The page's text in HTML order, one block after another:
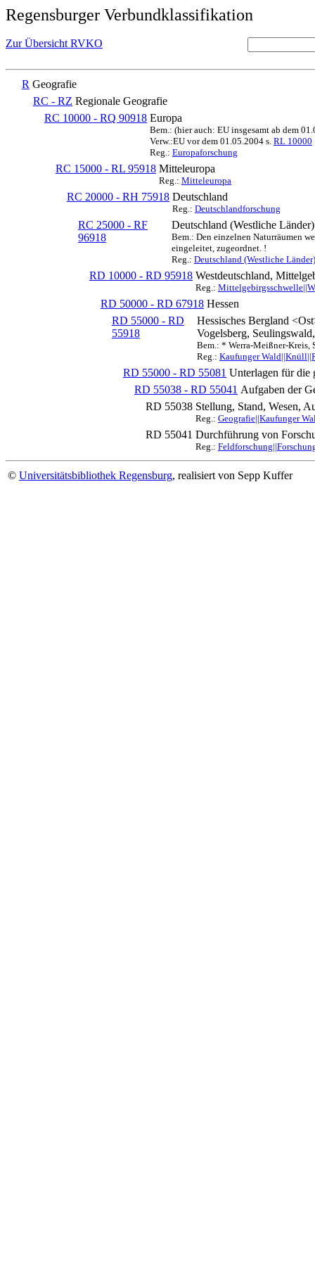
Regensburger Verbundklassifikation
Zur Übersicht RVKO
R Geografie
RC - RZ Regionale Geografie
RC 10000 - RQ 90918 Europa
Bem.: (hier auch: EU insgesamt ab dem
Verw.:EU vor dem 01.05.2004 s. RL 10000
Reg.: Europaforschung
RC 15000 - RL 95918 Mitteleuropa
Reg.: Mitteleuropa
RC 20000 - RH 75918 Deutschland
Reg.: Deutschlandforschung
RC 25000 - RF
96918
Deutschland (Westliche Länder)
Bem.: Den einzelnen Naturräumen
eingeleitet, zugeordnet. !
Reg.: Deutschland (Westliche Länder)
RD 10000 - RD 95918 Westdeutschland,
Reg.:
RD 50000 - RD 67918 Hessen
RD 55000 - RD
55918
Hessisches Bergland
Vogelsberg,
Bem.: * Werra-Meißner-Kreis,
Reg.: Kaufunger
RD 55000 - RD 55081 Unterlagen für die
RD 55038 - RD 55041 Aufgaben der
RD 55038 Stellung, Stand, Wesen,
Reg.: Geografie||Kaufunger
RD 55041 Durchführung von
Reg.:
© Universitätsbibliothek Regensburg, realisiert von Sepp Kuffer